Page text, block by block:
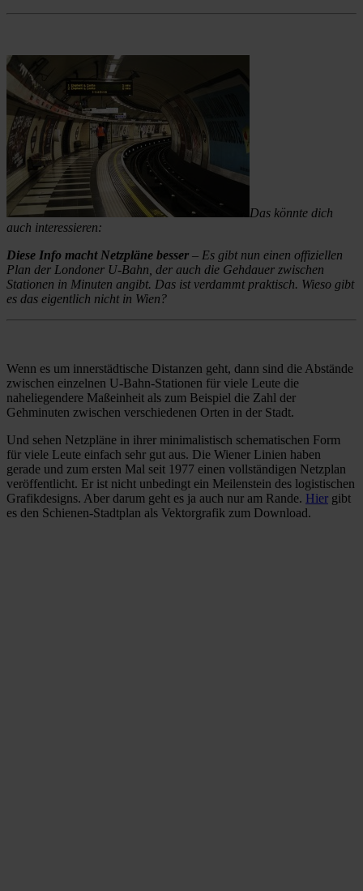
Das könnte dich
auch interessieren:
Diese Info macht Netzpläne besser – Es gibt nun einen offiziellen
Plan der Londoner U-Bahn, der auch die Gehdauer zwischen
Stationen in Minuten angibt. Das ist verdammt praktisch. Wieso gibt
es das eigentlich nicht in Wien?
Wenn es um innerstädtische Distanzen geht, dann sind die Abstände
zwischen einzelnen U-Bahn-Stationen für viele Leute die
naheliegendere Maßeinheit als zum Beispiel die Zahl der
Gehminuten zwischen verschiedenen Orten in der Stadt.
Und sehen Netzpläne in ihrer minimalistisch schematischen Form
für viele Leute einfach sehr gut aus. Die Wiener Linien haben
gerade und zum ersten Mal seit 1977 einen vollständigen Netzplan
veröffentlicht. Er ist nicht unbedingt ein Meilenstein des logistischen
Grafikdesigns. Aber darum geht es ja auch nur am Rande. Hier gibt
es den Schienen-Stadtplan als Vektorgrafik zum Download.